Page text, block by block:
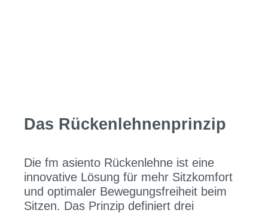
Das Rückenlehnenprinzip
Die fm asiento Rückenlehne ist eine
innovative Lösung für mehr Sitzkomfort
und optimaler Bewegungsfreiheit beim
Sitzen. Das Prinzip definiert drei